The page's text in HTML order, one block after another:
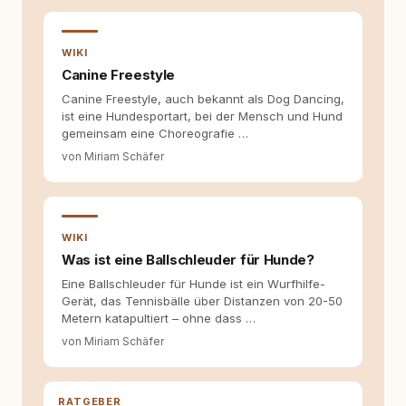
nachvollziehbar und differenziert
einzuordnen. Mich interessiert weniger das
Wo entstehen Barrieren – offen oder
unbewusst? Und wie lassen sich
Zusammenhänge verständlich darstellen,
ohne sie zu vereinfachen oder zu verkürzen?
Thematisch bewege ich mich an der
und gesellschaftlichen Fragestellungen. Ein
Hundetraining und Hundesport unter realen
Handicap und nutze einen Rollstuhl. Eigene
ohne sie zum Maßstab zu machen. Über das
Leben und Training mit meinem Hund Carl
veröffentliche ich bei rundum.dog regelmäßig
Kolumnen, jeweils mittwochs und samstags.
WIKI
Canine Freestyle
Canine Freestyle, auch bekannt als Dog Dancing,
ist eine Hundesportart, bei der Mensch und Hund
gemeinsam eine Choreografie …
von Miriam Schäfer
WIKI
Was ist eine Ballschleuder für Hunde?
Eine Ballschleuder für Hunde ist ein Wurfhilfe-
Gerät, das Tennisbälle über Distanzen von 20-50
Metern katapultiert – ohne dass …
von Miriam Schäfer
RATGEBER